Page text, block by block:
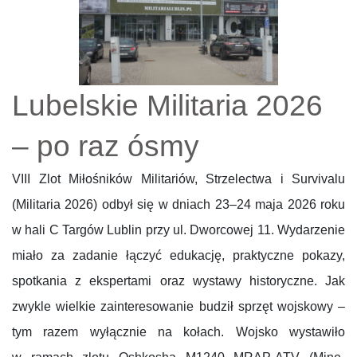
Lubelskie Militaria 2026
– po raz ósmy
VIII Zlot Miłośników Militariów, Strzelectwa i Survivalu
(Militaria 2026) odbył się w dniach 23–24 maja 2026 roku
w hali C Targów Lublin przy ul. Dworcowej 11. Wydarzenie
miało za zadanie łączyć edukację, praktyczne pokazy,
spotkania z ekspertami oraz wystawy historyczne. Jak
zwykle wielkie zainteresowanie budził sprzęt wojskowy –
tym razem wyłącznie na kołach. Wojsko wystawiło